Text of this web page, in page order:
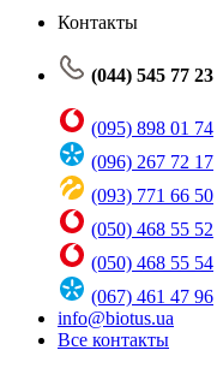
Контакты
(044) 545 77 23
(095) 898 01 74
(096) 267 72 17
(093) 771 66 50
(050) 468 55 52
(050) 468 55 54
(067) 461 47 96
info@biotus.ua
Все контакты